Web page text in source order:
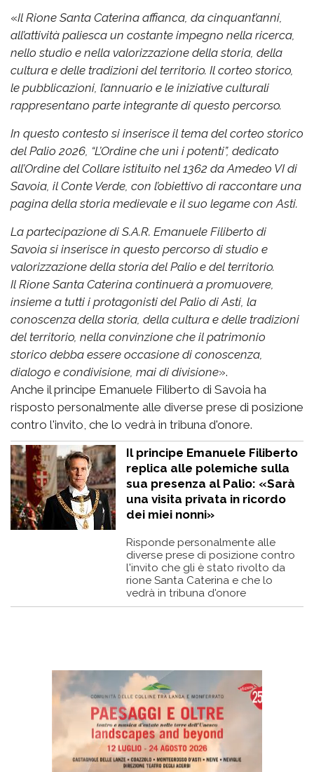
«Il Rione Santa Caterina affianca, da cinquant’anni,
all’attività paliesca un costante impegno nella ricerca,
nello studio e nella valorizzazione della storia, della
cultura e delle tradizioni del territorio. Il corteo storico,
le pubblicazioni, l’annuario e le iniziative culturali
rappresentano parte integrante di questo percorso.
In questo contesto si inserisce il tema del corteo storico
del Palio 2026, “L’Ordine che unì i potenti”, dedicato
all’Ordine del Collare istituito nel 1362 da Amedeo VI di
Savoia, il Conte Verde, con l’obiettivo di raccontare una
pagina della storia medievale e il suo legame con Asti.
La partecipazione di S.A.R. Emanuele Filiberto di
Savoia si inserisce in questo percorso di studio e
valorizzazione della storia del Palio e del territorio.
Il Rione Santa Caterina continuerà a promuovere,
insieme a tutti i protagonisti del Palio di Asti, la
conoscenza della storia, della cultura e delle tradizioni
del territorio, nella convinzione che il patrimonio
storico debba essere occasione di conoscenza,
dialogo e condivisione, mai di divisione».
Anche il principe Emanuele Filiberto di Savoia ha
risposto personalmente alle diverse prese di posizione
contro l'invito, che lo vedrà in tribuna d'onore.
Il principe Emanuele Filiberto
replica alle polemiche sulla
sua presenza al Palio: «Sarà
una visita privata in ricordo
dei miei nonni»
Risponde personalmente alle
diverse prese di posizione contro
l'invito che gli è stato rivolto da
rione Santa Caterina e che lo
vedrà in tribuna d'onore